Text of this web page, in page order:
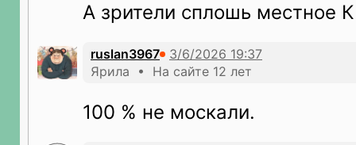
А зрители сплошь местное
ruslan3967
Ярила • На сайте 12 лет
100 % не москали.